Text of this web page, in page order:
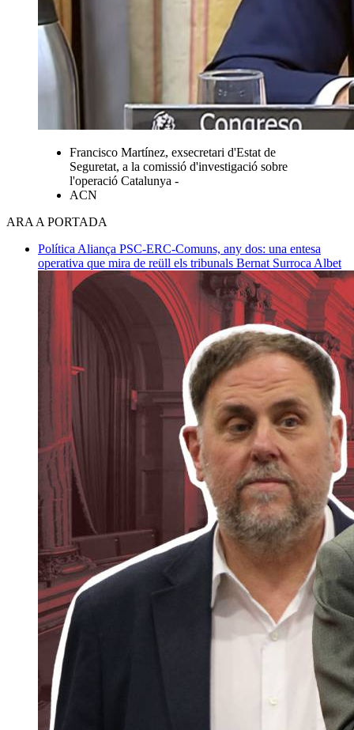
Francisco Martínez, exsecretari d'Estat de
Seguretat, a la comissió d'investigació sobre
l'operació Catalunya -
ACN
ARA A PORTADA
Política Aliança PSC-ERC-Comuns, any dos: una entesa
operativa que mira de reüll els tribunals Bernat Surroca Albet